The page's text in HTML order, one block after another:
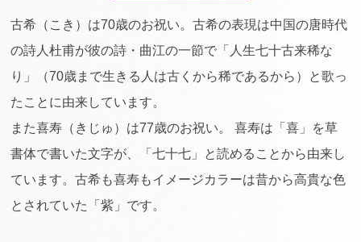
古希（こき）は70歳のお祝い。古希の表現は中国の唐時代
の詩人杜甫が彼の詩・曲江の一節で「人生七十古来稀な
り」（70歳まで生きる人は古くから稀であるから）と歌っ
たことに由来しています。
また喜寿（きじゅ）は77歳のお祝い。 喜寿は「喜」を草
書体で書いた文字が、「七十七」と読めることから由来し
ています。古希も喜寿もイメージカラーは昔から高貴な色
とされていた「紫」です。